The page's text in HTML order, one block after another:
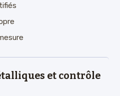
et contrôle